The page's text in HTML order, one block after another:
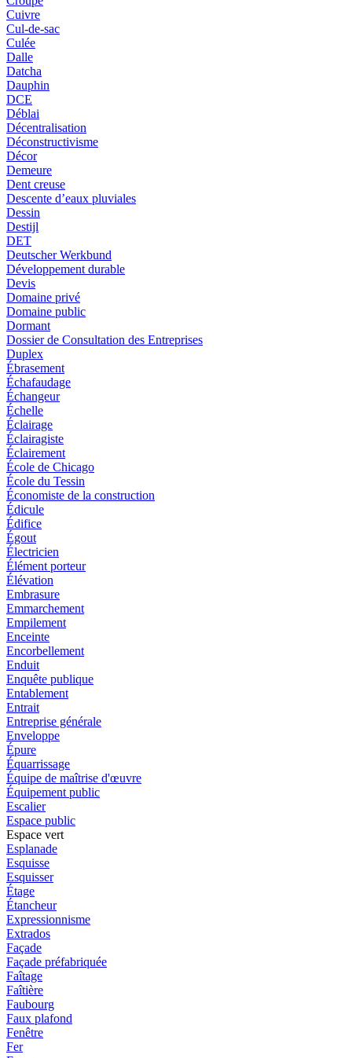
Cuivre
Cul-de-sac
Culée
Dalle
Datcha
Dauphin
DCE
Déblai
Décentralisation
Déconstructivisme
Décor
Demeure
Dent creuse
Descente d’eaux pluviales
Dessin
Destijl
DET
Deutscher Werkbund
Développement durable
Devis
Domaine privé
Domaine public
Dormant
Dossier de Consultation des Entreprises
Duplex
Ébrasement
Échafaudage
Échangeur
Échelle
Éclairage
Éclairagiste
Éclairement
École de Chicago
École du Tessin
Économiste de la construction
Édicule
Édifice
Égout
Électricien
Élément porteur
Élévation
Embrasure
Emmarchement
Empilement
Enceinte
Encorbellement
Enduit
Enquête publique
Entablement
Entrait
Entreprise générale
Enveloppe
Épure
Équarrissage
Équipe de maîtrise d'œuvre
Équipement public
Escalier
Espace public
Espace vert
Esplanade
Esquisse
Esquisser
Étage
Étancheur
Expressionnisme
Extrados
Façade
Façade préfabriquée
Faîtage
Faîtière
Faubourg
Faux plafond
Fenêtre
Fer